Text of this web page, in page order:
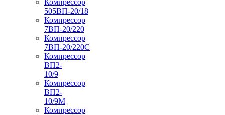
505ВП-20/18
Компрессор
7ВП-20/220
Компрессор
7ВП-20/220С
Компрессор
ВП2-
10/9
Компрессор
ВП2-
10/9М
Компрессор